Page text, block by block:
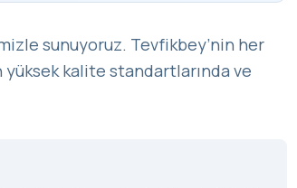
sunuyoruz. Tevfikbey’nin her
kalite standartlarında ve